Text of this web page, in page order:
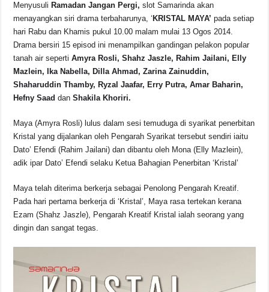
Menyusuli Ramadan Jangan Pergi, slot Samarinda akan
menayangkan siri drama terbaharunya, ‘ KRISTAL MAYA’ pada setiap
hari Rabu dan Khamis pukul 10.00 malam mulai 13 Ogos 2014.
Drama bersiri 15 episod ini menampilkan gandingan pelakon popular
tanah air sepertiAmyra Rosli, Shahz Jaszle, Rahim Jailani, Elly
Mazlein, Ika Nabella, Dilla Ahmad, Zarina Zainuddin,
Shaharuddin Thamby, Ryzal Jaafar, Erry Putra, Amar Baharin,
Hefny Saaddan Shakila Khoriri.
Maya (Amyra Rosli) lulus dalam sesi temuduga di syarikat penerbitan
Kristal yang dijalankan oleh Pengarah Syarikat tersebut sendiri iaitu
Dato’ Efendi (Rahim Jailani) dan dibantu oleh Mona (Elly Mazlein),
adik ipar Dato’ Efendi selaku Ketua Bahagian Penerbitan ‘Kristal’
Maya telah diterima berkerja sebagai Penolong Pengarah Kreatif.
Pada hari pertama berkerja di ‘Kristal’, Maya rasa tertekan kerana
Ezam (Shahz Jaszle), Pengarah Kreatif Kristal ialah seorang yang
dingin dan sangat tegas.